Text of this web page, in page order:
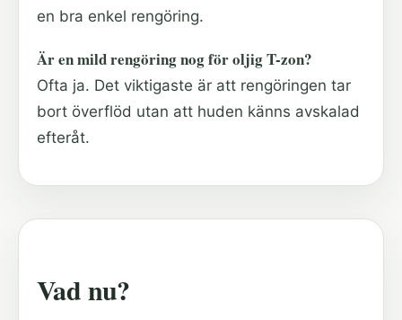
en bra enkel rengöring.
Är en mild rengöring nog för oljig T-zon?
Ofta ja. Det viktigaste är att rengöringen tar
bort överflöd utan att huden känns avskalad
efteråt.
Vad nu?